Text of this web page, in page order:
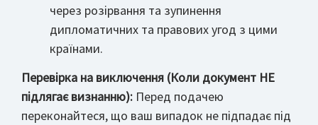
через розірвання та зупинення
дипломатичних та правових угод з цими
країнами.
Перевірка на виключення (Коли документ НЕ
підлягає визнанню): Перед подачею
переконайтеся, що ваш випадок не підпадає під